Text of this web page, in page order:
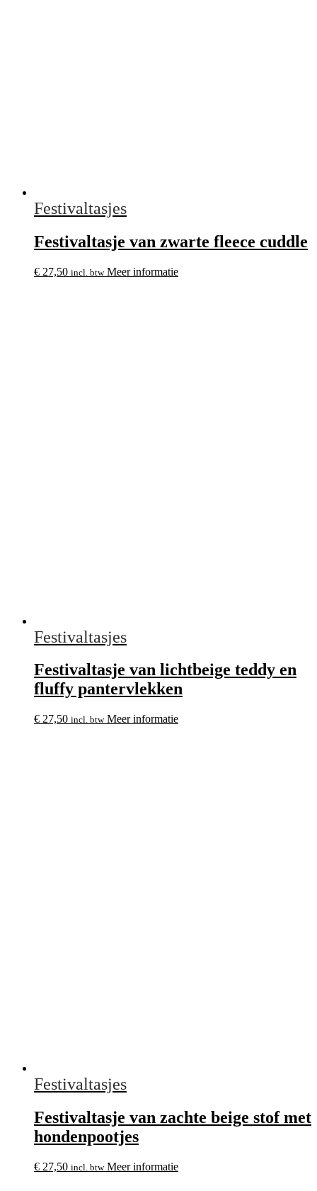
Festivaltasjes
Festivaltasje van zwarte fleece cuddle
€ 27,50 incl. btw Meer informatie
Festivaltasjes
Festivaltasje van lichtbeige teddy en
fluffy pantervlekken
€ 27,50 incl. btw Meer informatie
Festivaltasjes
Festivaltasje van zachte beige stof met
hondenpootjes
€ 27,50 incl. btw Meer informatie